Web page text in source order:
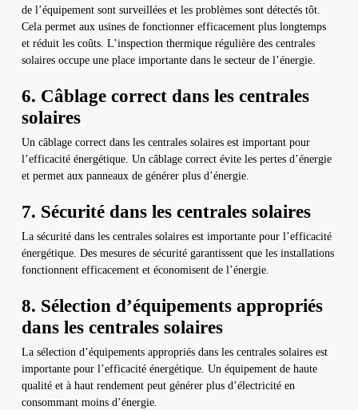
de l’équipement sont surveillées et les problèmes sont détectés tôt.
Cela permet aux usines de fonctionner efficacement plus longtemps
et réduit les coûts. L’inspection thermique régulière des centrales
solaires occupe une place importante dans le secteur de l’énergie.
6. Câblage correct dans les centrales
solaires
Un câblage correct dans les centrales solaires est important pour
l’efficacité énergétique. Un câblage correct évite les pertes d’énergie
et permet aux panneaux de générer plus d’énergie.
7. Sécurité dans les centrales solaires
La sécurité dans les centrales solaires est importante pour l’efficacité
énergétique. Des mesures de sécurité garantissent que les installations
fonctionnent efficacement et économisent de l’énergie.
8. Sélection d’équipements appropriés
dans les centrales solaires
La sélection d’équipements appropriés dans les centrales solaires est
importante pour l’efficacité énergétique. Un équipement de haute
qualité et à haut rendement peut générer plus d’électricité en
consommant moins d’énergie.